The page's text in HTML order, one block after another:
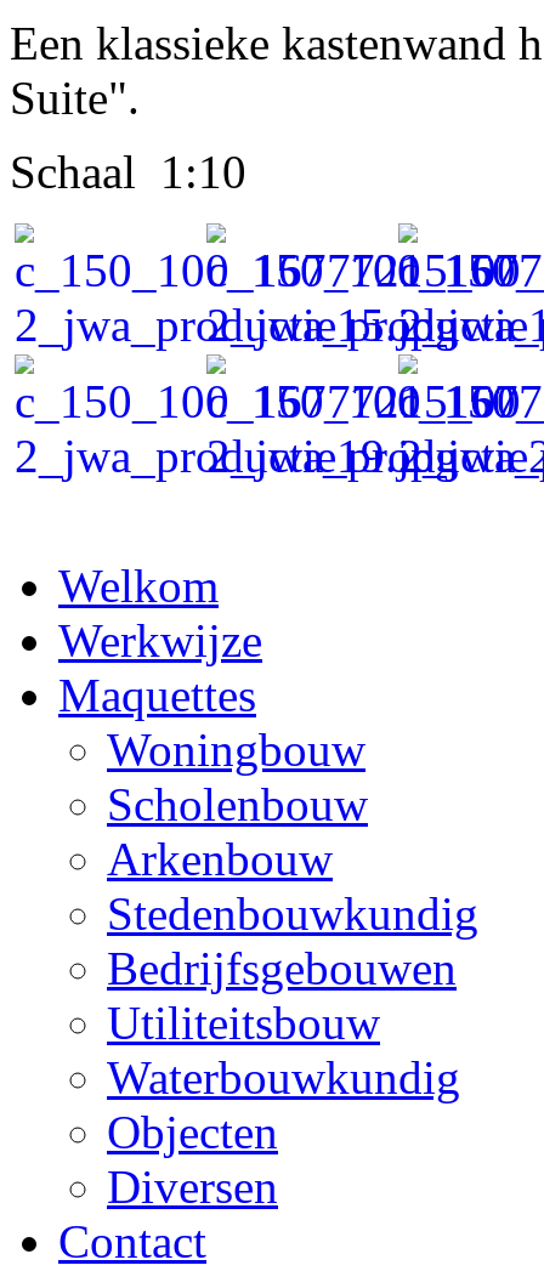
Een klassieke kastenwand
Suite".
Schaal 1:10
Welkom
Werkwijze
Maquettes
Woningbouw
Scholenbouw
Arkenbouw
Stedenbouwkundig
Bedrijfsgebouwen
Utiliteitsbouw
Waterbouwkundig
Objecten
Diversen
Contact